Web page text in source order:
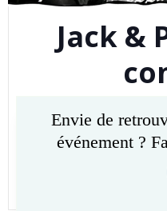
Jack &
Vendredi 13 Juin
Matagne-
Envie de
événement ?